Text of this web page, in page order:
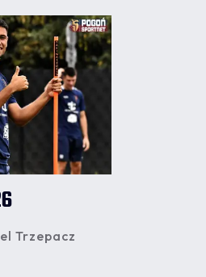
Trzepacz